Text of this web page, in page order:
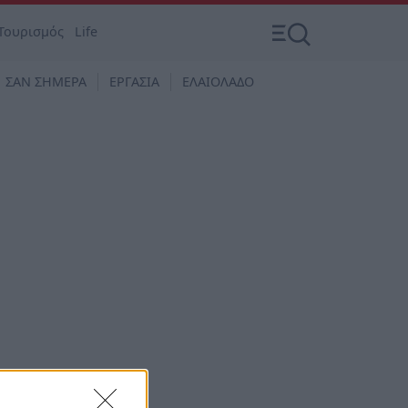
Life
ΣΑΝ ΣΗΜΕΡΑ ΕΡΓΑΣΙΑ ΕΛΑΙΟΛΑΔΟ